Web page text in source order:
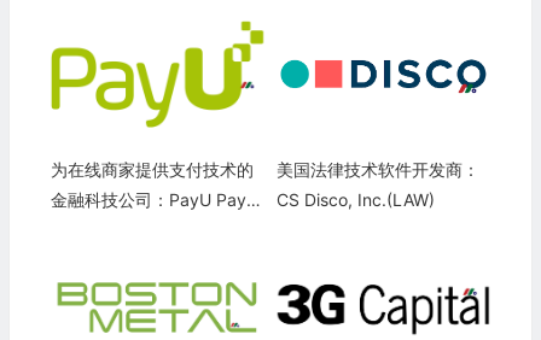
为在线商家提供支付技术的
金融科技公司：PayU Paym
美国法律技术软件开发商：
CS Disco, Inc.(LAW)